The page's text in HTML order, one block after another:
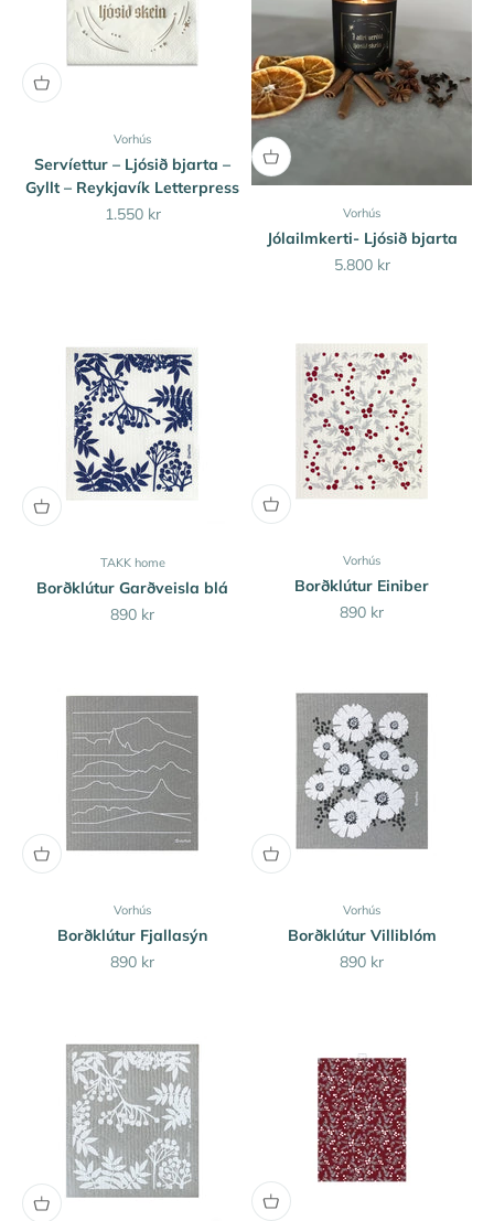
Vorhús
Servíettur – Ljósið bjarta –
Gyllt – Reykjavík Letterpress
Sale price
1.550 kr Vorhús
Jólailmkerti- Ljósið bjarta
Sale price
5.800 kr
TAKK home
Borðklútur Garðveisla blá
Sale price
890 kr
Vorhús
Borðklútur Einiber
Sale price
890 kr
Vorhús
Borðklútur Fjallasýn
Sale price
890 kr
Vorhús
Borðklútur Villiblóm
Sale price
890 kr